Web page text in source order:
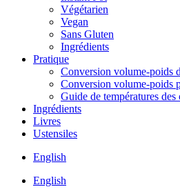
Végétarien
Vegan
Sans Gluten
Ingrédients
Pratique
Conversion volume-poids
Conversion volume-poids
Guide de températures des
Ingrédients
Livres
Ustensiles
English
English